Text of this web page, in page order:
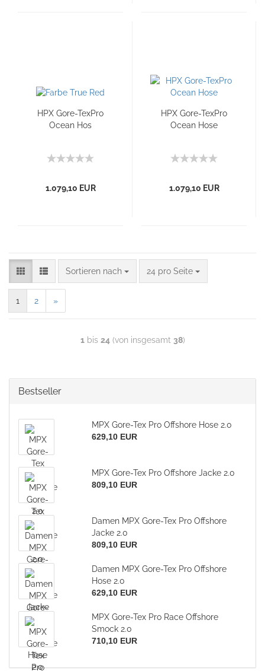
HPX Gore-TexPro
Ocean Hos
1.079,10 EUR
HPX Gore-TexPro
Ocean Hose
1.079,10 EUR
Sortieren nach 24 pro Seite
1 2 »
1bis 24(von insgesamt 38)
Bestseller
MPX Gore-Tex Pro Offshore Hose 2.0
629,10 EUR
MPX Gore-Tex Pro Offshore Jacke 2.0
809,10 EUR
Damen MPX Gore-Tex Pro Offshore
Jacke 2.0
809,10 EUR
Damen MPX Gore-Tex Pro Offshore
Hose 2.0
629,10 EUR
MPX Gore-Tex Pro Race Offshore
Smock 2.0
710,10 EUR